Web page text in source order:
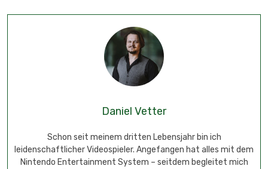
Daniel Vetter
Schon seit meinem dritten Lebensjahr bin ich
leidenschaftlicher Videospieler. Angefangen hat alles mit dem
Nintendo Entertainment System – seitdem begleitet mich